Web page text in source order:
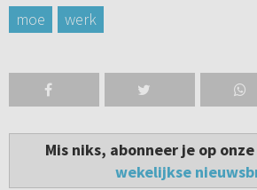
moe
werk
Mis niks, abonneer je op onze
wekelijkse